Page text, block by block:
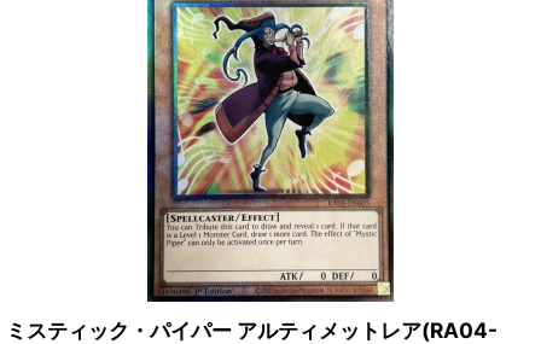
ミスティック・パイパー アルティメットレア(RA04-